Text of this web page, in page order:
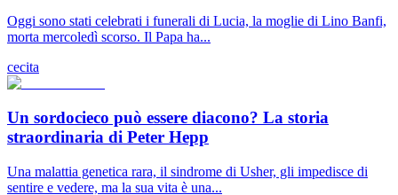
Oggi sono stati celebrati i funerali di Lucia, la moglie di Lino Banfi,
morta mercoledì scorso. Il Papa ha...
cecita
Un sordocieco può essere diacono? La storia
straordinaria di Peter Hepp
Una malattia genetica rara, il sindrome di Usher, gli impedisce di
sentire e vedere, ma la sua vita è una...